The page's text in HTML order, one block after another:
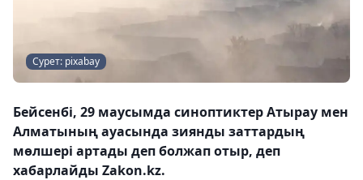
Сурет: pixabay
Бейсенбі, 29 маусымда синоптиктер Атырау мен
Алматының ауасында зиянды заттардың
мөлшері артады деп болжап отыр, деп
хабарлайды Zakon.kz.